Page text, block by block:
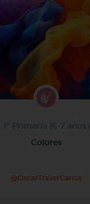
1º Primaria (6-7 años)
Colores
@OscarTraverGarcia